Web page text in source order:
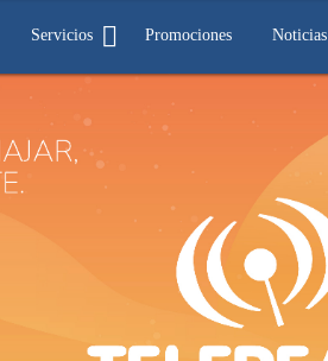
Servicios Promociones Noticias